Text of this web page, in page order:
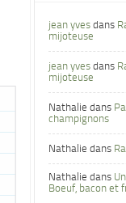
jean yves dans
mijoteuse
jean yves dans
mijoteuse
Nathalie dans
champignons
Nathalie dans
Nathalie dans
Boeuf, bacon et